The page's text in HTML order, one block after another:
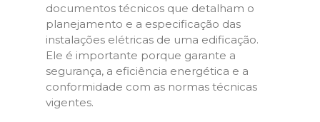
documentos técnicos que detalham o
planejamento e a especificação das
instalações elétricas de uma edificação.
Ele é importante porque garante a
segurança, a eficiência energética e a
conformidade com as normas técnicas
vigentes.